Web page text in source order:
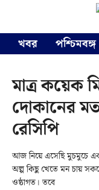
content
খবর
পশ্চিমবঙ্গ
মাত্র কয়েক
দোকানের
রেসিপি
আজ নিয়ে এসেছি মুচমুচে এক
অল্প কিছু খেতে মন চায়
ওষ্ঠাগত। তবে